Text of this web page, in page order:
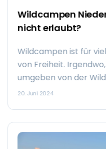
Wildcampen
nicht erlaubt?
Wildcampen ist für
von Freiheit.
umgeben von der
Niederlanden
Artikel zeigen wir dir,
campen und dabei
bewahren. Keine
20. Juni 2024